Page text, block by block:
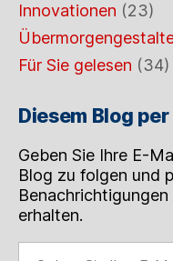
Innovationen (23)
Für Sie gelesen (34)
Diesem Blog
Geben Sie Ihre E-
Blog zu folgen und
erhalten.